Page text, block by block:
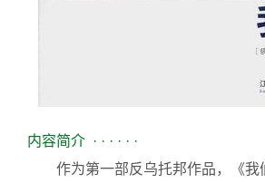
内容简介 · · · · · ·
作为第一部反乌托邦作品，《我